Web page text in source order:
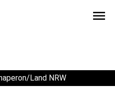
menu
Land NRW